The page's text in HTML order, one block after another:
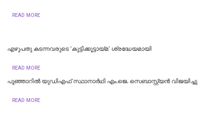
READ MORE
എഴുപതു കടന്നവരുടെ 'കുട്ടിക്കൂട്ടായ്മ' ശ്രദ്ധേയമായി
READ MORE
പൂഞ്ഞാറിൽ യുഡിഎഫ് സ്ഥാനാർഥി എം.ജെ. സെബാസ്റ്റ്യൻ വിജയിച്ചു
READ MORE